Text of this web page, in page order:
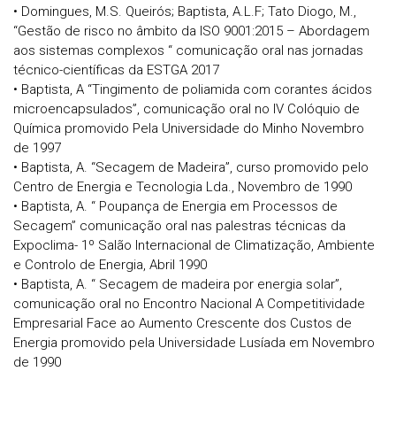
• Domingues, M.S. Queirós; Baptista, A.L.F; Tato Diogo, M.,
“Gestão de risco no âmbito da ISO 9001:2015 – Abordagem
aos sistemas complexos “ comunicação oral nas jornadas
técnico-científicas da ESTGA 2017
• Baptista, A “Tingimento de poliamida com corantes ácidos
microencapsulados”, comunicação oral no IV Colóquio de
Química promovido Pela Universidade do Minho Novembro
de 1997
• Baptista, A. “Secagem de Madeira”, curso promovido pelo
Centro de Energia e Tecnologia Lda., Novembro de 1990
• Baptista, A. “ Poupança de Energia em Processos de
Secagem” comunicação oral nas palestras técnicas da
Expoclima- 1º Salão Internacional de Climatização, Ambiente
e Controlo de Energia, Abril 1990
• Baptista, A. “ Secagem de madeira por energia solar”,
comunicação oral no Encontro Nacional A Competitividade
Empresarial Face ao Aumento Crescente dos Custos de
Energia promovido pela Universidade Lusíada em Novembro
de 1990